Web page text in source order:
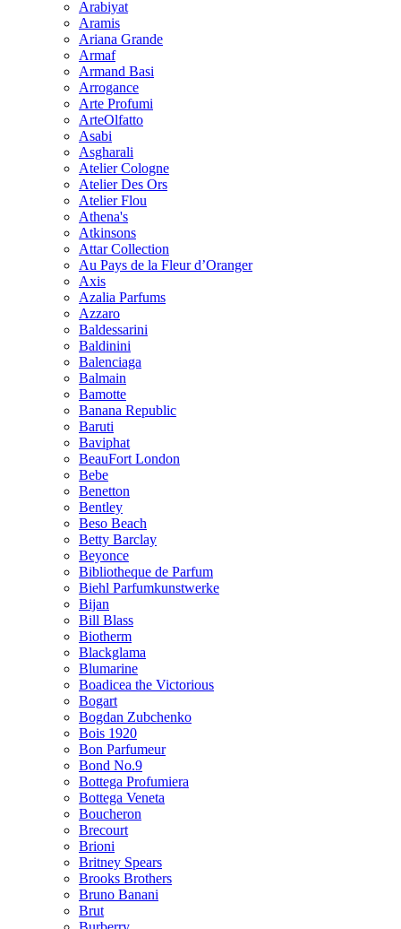
Arabiyat
Aramis
Ariana Grande
Armaf
Armand Basi
Arrogance
Arte Profumi
ArteOlfatto
Asabi
Asgharali
Atelier Cologne
Atelier Des Ors
Atelier Flou
Athena's
Atkinsons
Attar Collection
Au Pays de la Fleur d’Oranger
Axis
Azalia Parfums
Azzaro
Baldessarini
Baldinini
Balenciaga
Balmain
Bamotte
Banana Republic
Baruti
Baviphat
BeauFort London
Bebe
Benetton
Bentley
Beso Beach
Betty Barclay
Beyonce
Bibliotheque de Parfum
Biehl Parfumkunstwerke
Bijan
Bill Blass
Biotherm
Blackglama
Blumarine
Boadicea the Victorious
Bogart
Bogdan Zubchenko
Bois 1920
Bon Parfumeur
Bond No.9
Bottega Profumiera
Bottega Veneta
Boucheron
Brecourt
Brioni
Britney Spears
Brooks Brothers
Bruno Banani
Brut